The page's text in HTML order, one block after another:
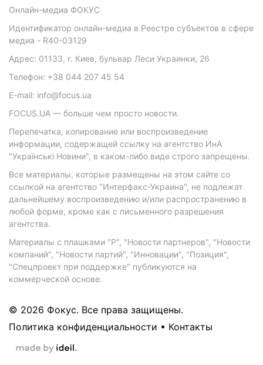
Онлайн-медиа ФОКУС
Идентификатор онлайн-медиа в Реестре субъектов в сфере
медиа - R40-03129
Адрес: 01133, г. Киев, бульвар Леси Украинки, 26
Телефон: +38 044 207 45 54
E-mail: info@focus.ua
FOCUS.UA — больше чем просто новости.
Перепечатка, копирование или воспроизведение
информации, содержащей ссылку на агентство ИнА
"Українські Новини", в каком-либо виде строго запрещены.
Все материалы, которые размещены на этом сайте со
ссылкой на агентство "Интерфакс-Украина", не подлежат
дальнейшему воспроизведению и/или распространению в
любой форме, кроме как с письменного разрешения
агентства.
Материалы с плашками "Р", "Новости партнеров", "Новости
компаний", "Новости партий", "Инновации", "Позиция",
"Спецпроект при поддержке" публикуются на
коммерческой основе.
© 2026 Фокус. Все права защищены.
Политика конфиденциальности • Контакты